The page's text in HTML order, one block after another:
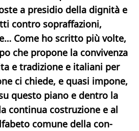
a presidio della dignità e
contro sopraffazioni,
Come ho scritto più volte,
che propone la convivenza
e tradizione e italiani per
ci chiede, e quasi impone,
questo piano e dentro la
continua costruzione e al
comune della con-